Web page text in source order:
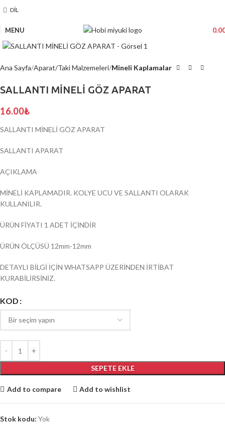
DIL
MENU
Ana Sayfa Aparat/Taki Malzemeleri Mineli Kaplamalar
SALLANTI MİNELİ GÖZ APARAT
16.00₺
SALLANTI MİNELİ GÖZ APARAT
SALLANTI APARAT
AÇIKLAMA
MİNELİ KAPLAMADIR. KOLYE UCU VE SALLANTI OLARAK
KULLANILIR.
ÜRÜN FİYATI 1 ADET İÇİNDİR
ÜRÜN ÖLÇÜSÜ 12mm-12mm
DETAYLI BİLGİ İÇİN WHATSAPP ÜZERİNDEN İRTİBAT
KURABİLİRSİNİZ.
KOD
SEPETE EKLE
Add to compare Add to wishlist
Stok kodu: Yok